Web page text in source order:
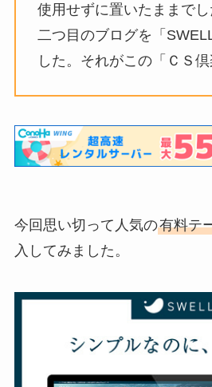
使用せずに置いたままで
二つ目のブログを「
した。それがこの「ＣＳ倶
今回思い切って人気の有料テ
入してみました。